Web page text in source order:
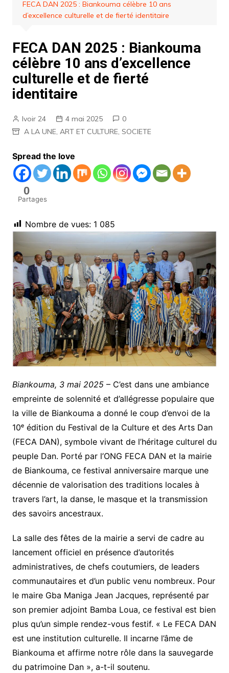
FECA DAN 2025 : Biankouma célèbre 10 ans
d’excellence culturelle et de fierté identitaire
FECA DAN 2025 : Biankouma
célèbre 10 ans d’excellence
culturelle et de fierté
identitaire
Ivoir 24 4 mai 2025
0
A LA UNE, ART ET CULTURE, SOCIETE
Spread the love
0
Partages
Nombre de vues: 1 085
Biankouma, 3 mai 2025– C’est dans une ambiance
empreinte de solennité et d’allégresse populaire que
la ville de Biankouma a donné le coup d’envoi de la
10ᵉ édition du Festival de la Culture et des Arts Dan
(FECA DAN), symbole vivant de l’héritage culturel du
peuple Dan. Porté par l’ONG FECA DAN et la mairie
de Biankouma, ce festival anniversaire marque une
décennie de valorisation des traditions locales à
travers l’art, la danse, le masque et la transmission
des savoirs ancestraux.
La salle des fêtes de la mairie a servi de cadre au
lancement officiel en présence d’autorités
administratives, de chefs coutumiers, de leaders
communautaires et d’un public venu nombreux. Pour
le maire Gba Maniga Jean Jacques, représenté par
son premier adjoint Bamba Loua, ce festival est bien
plus qu’un simple rendez-vous festif. « Le FECA DAN
est une institution culturelle. Il incarne l’âme de
Biankouma et affirme notre rôle dans la sauvegarde
du patrimoine Dan », a-t-il soutenu.